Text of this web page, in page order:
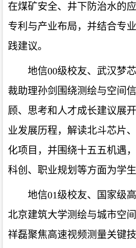
在煤矿安全、井下防治水的
专利与产业布局，并结合专
践建议。
地信00级校友、武汉梦
裁助理孙剑 围绕测绘与空间
顾、思考和人才成长建议展
业发展历程，解读北斗芯片
化项目，并围绕十五五机遇
科创、职业规划等方面为学生
地信01级校友、国家级
北京建筑大学测绘与城市空
祥磊聚焦高速视频测量关键